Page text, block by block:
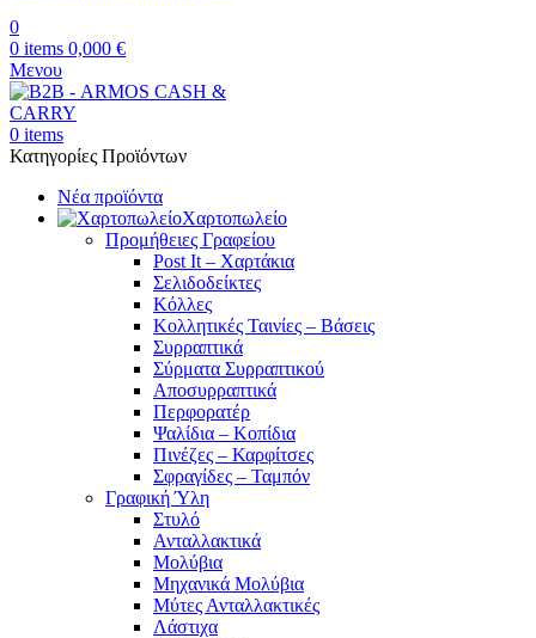
0
0 items 0,000 €
Μενου
0 items
Κατηγορίες Προϊόντων
Νέα προϊόντα
Χαρτοπωλείο
Προμήθειες Γραφείου
Post It – Χαρτάκια
Σελιδοδείκτες
Κόλλες
Κολλητικές Ταινίες – Βάσεις
Συρραπτικά
Σύρματα Συρραπτικού
Αποσυρραπτικά
Περφορατέρ
Ψαλίδια – Κοπίδια
Πινέζες – Καρφίτσες
Σφραγίδες – Ταμπόν
Γραφική Ύλη
Στυλό
Ανταλλακτικά
Μολύβια
Μηχανικά Μολύβια
Μύτες Ανταλλακτικές
Λάστιχα